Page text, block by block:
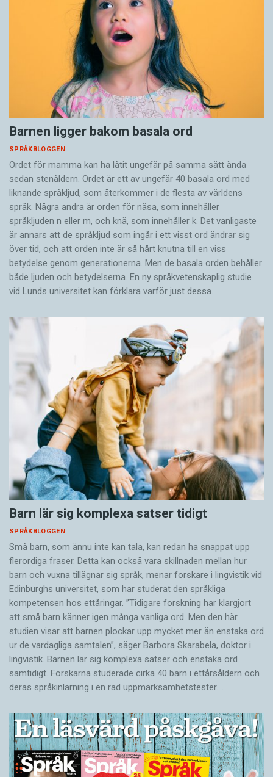
Barnen ligger bakom basala ord
SPRÅKBLOGGEN
Ordet för mamma kan ha låtit ungefär på samma sätt ända
sedan stenåldern. Ordet är ett av ungefär 40 basala ord med
liknande språkljud, som återkommer i de flesta av världens
språk. Några andra är orden för näsa, som innehåller
språkljuden n eller m, och knä, som innehåller k. Det vanligaste
är annars att de språkljud som ingår i ett visst ord ändrar sig
över tid, och att orden inte är så hårt knutna till en viss
betydelse genom generationerna. Men de basala orden behåller
både ljuden och betydelserna. En ny språkvetenskaplig studie
vid Lunds universitet kan förklara varför just dessa…
Barn lär sig komplexa satser tidigt
SPRÅKBLOGGEN
Små barn, som ännu inte kan tala, kan redan ha snappat upp
flerordiga fraser. Detta kan också vara skillnaden mellan hur
barn och vuxna tillägnar sig språk, menar forskare i lingvistik vid
Edinburghs universitet, som har studerat den språkliga
kompetensen hos ettåringar. ”Tidigare forskning har klargjort
att små barn känner igen många vanliga ord. Men den här
studien visar att barnen plockar upp mycket mer än enstaka ord
ur de vardagliga samtalen”, säger Barbora Skarabela, doktor i
lingvistik. Barnen lär sig komplexa satser och enstaka ord
samtidigt. Forskarna studerade cirka 40 barn i ettårsåldern och
deras språkinlärning i en rad uppmärksamhetstester.…